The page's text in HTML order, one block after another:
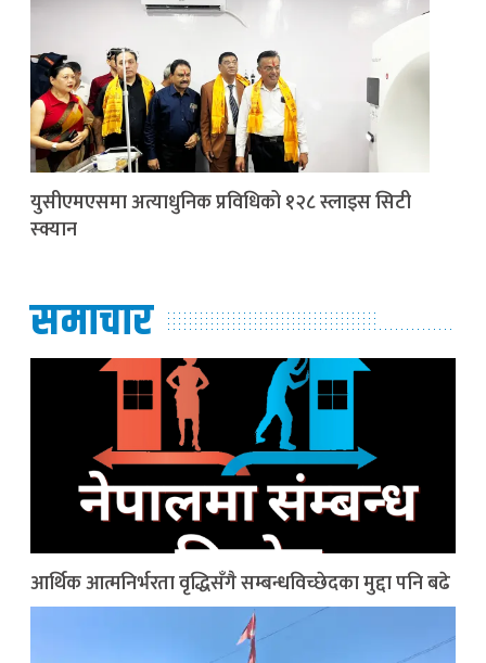
युसीएमएसमा अत्याधुनिक प्रविधिको १२८ स्लाइस सिटी
स्क्यान
समाचार
आर्थिक आत्मनिर्भरता वृद्धिसँगै सम्बन्धविच्छेदका मुद्दा पनि बढे